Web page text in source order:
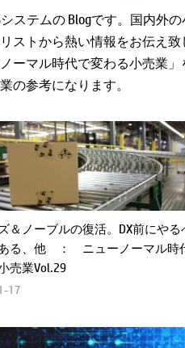
システムの Blogです。国内外
ストから熱い情報をお伝え
ーマル時代で変わる小売業
の参考になります。
＆ノーブルの復活。DX前にやる
る、他 ： ニューノーマル時
売業Vol.29
17